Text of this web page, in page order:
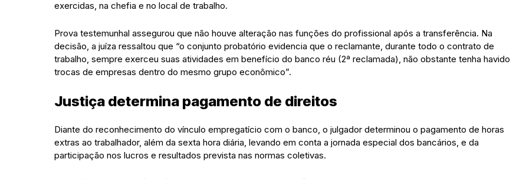
exercidas, na chefia e no local de trabalho.
Prova testemunhal assegurou que não houve alteração nas funções do profissional após a transferência. Na
decisão, a juíza ressaltou que “o conjunto probatório evidencia que o reclamante, durante todo o contrato de
trabalho, sempre exerceu suas atividades em benefício do banco réu (2ª reclamada), não obstante tenha havido
trocas de empresas dentro do mesmo grupo econômico”.
Justiça determina pagamento de direitos
Diante do reconhecimento do vínculo empregatício com o banco, o julgador determinou o pagamento de horas
extras ao trabalhador, além da sexta hora diária, levando em conta a jornada especial dos bancários, e da
participação nos lucros e resultados prevista nas normas coletivas.